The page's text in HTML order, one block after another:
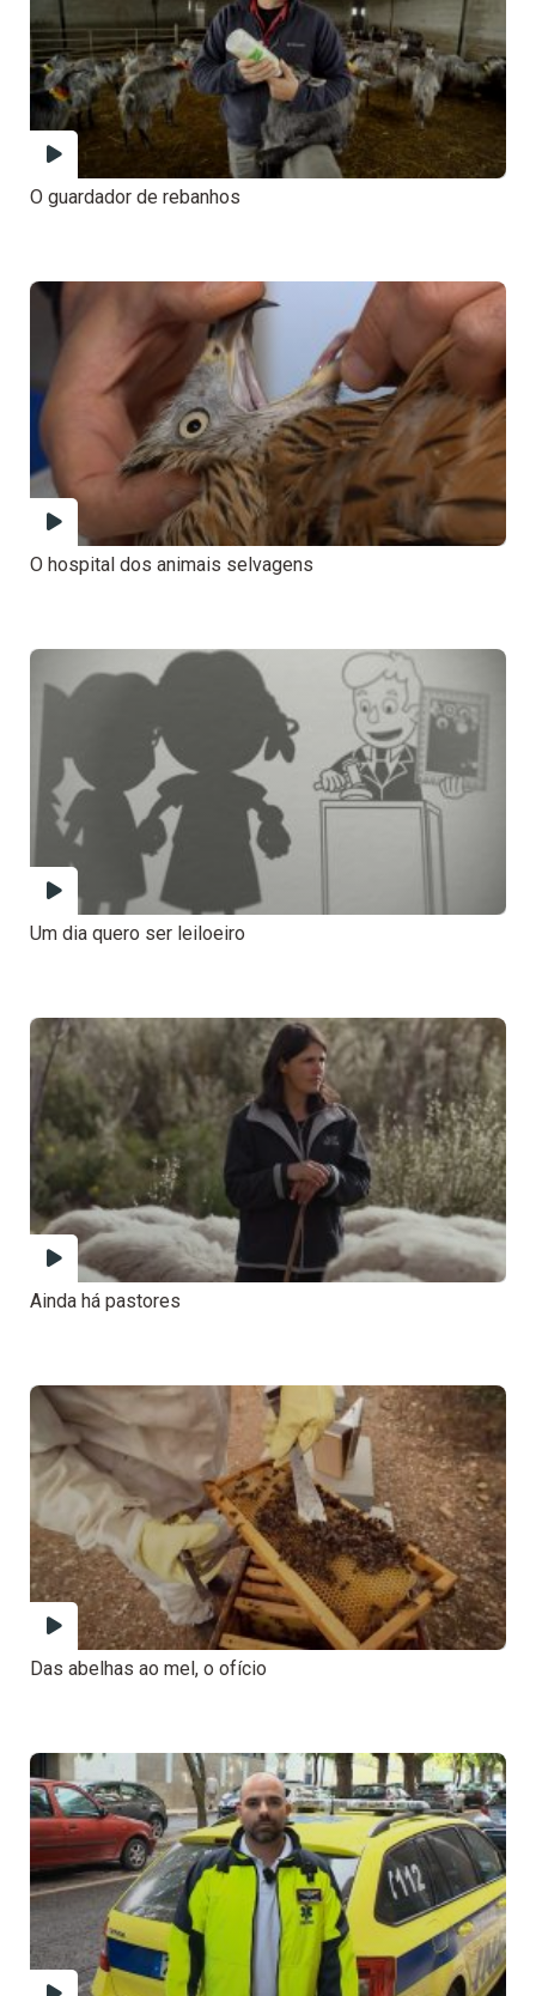
O guardador de rebanhos
O hospital dos animais selvagens
Um dia quero ser leiloeiro
Ainda há pastores
Das abelhas ao mel, o ofício